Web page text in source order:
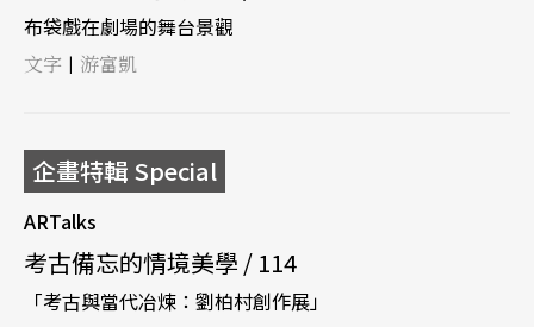
布袋戲在劇場的舞台景觀
文字 | 游富凱
企畫特輯 Special
ARTalks
考古備忘的情境美學 / 114
「考古與當代冶煉：劉柏村創作展」